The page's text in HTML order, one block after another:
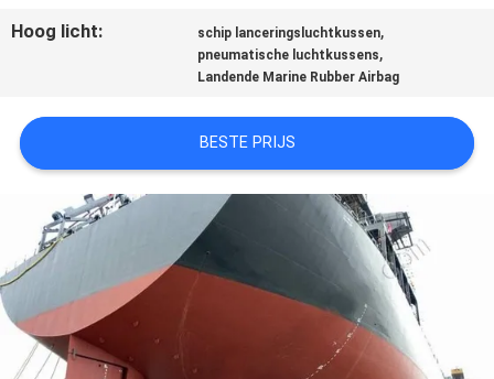
NIEUWS
SITEMAP
PRIVACY
POLICY
Hoog licht: schip lanceringsluchtkussen,
pneumatische luchtkussens,
Landende Marine Rubber Airbag
BESTE PRIJS